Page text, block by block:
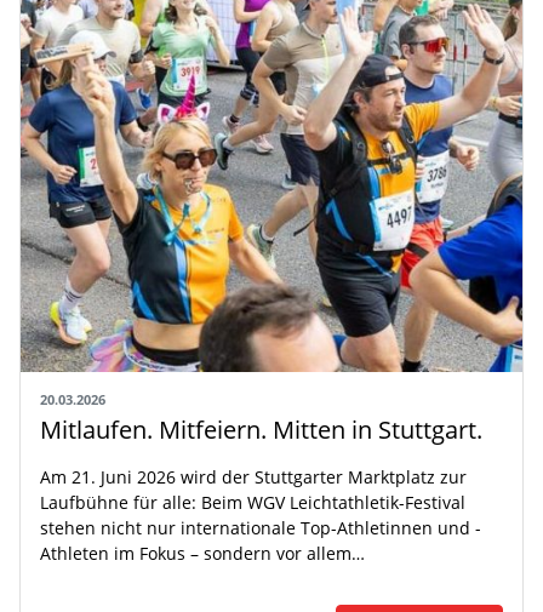
20.03.2026
Mitlaufen. Mitfeiern. Mitten in Stuttgart.
Am 21. Juni 2026 wird der Stuttgarter Marktplatz zur
Laufbühne für alle: Beim WGV Leichtathletik-Festival
stehen nicht nur internationale Top-Athletinnen und -
Athleten im Fokus – sondern vor allem…